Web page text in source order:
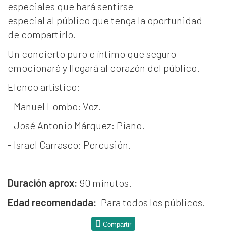
especiales que hará sentirse
especial al público que tenga la oportunidad
de compartirlo.
Un concierto puro e íntimo que seguro
emocionará y llegará al corazón del público.
Elenco artístico:
- Manuel Lombo: Voz.
- José Antonio Márquez: Piano.
- Israel Carrasco: Percusión.
Duración aprox: 90 minutos.
Edad recomendada: Para todos los públicos.
Compartir